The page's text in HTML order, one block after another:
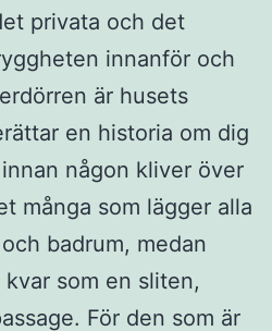
privata och det
innanför och
är husets
en historia om dig
någon kliver över
många som lägger alla
badrum, medan
som en sliten,
För den som är